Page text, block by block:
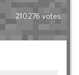
210276 votes